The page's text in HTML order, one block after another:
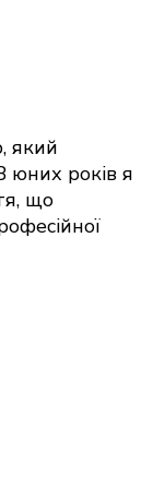
який
юних років я
що